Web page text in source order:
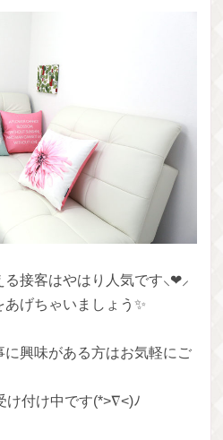
る接客はやはり人気です⸜❤︎⸝‍
げちゃいましょう✨
興味がある方はお気軽にご
け付け中です(*>∇<)ﾉ